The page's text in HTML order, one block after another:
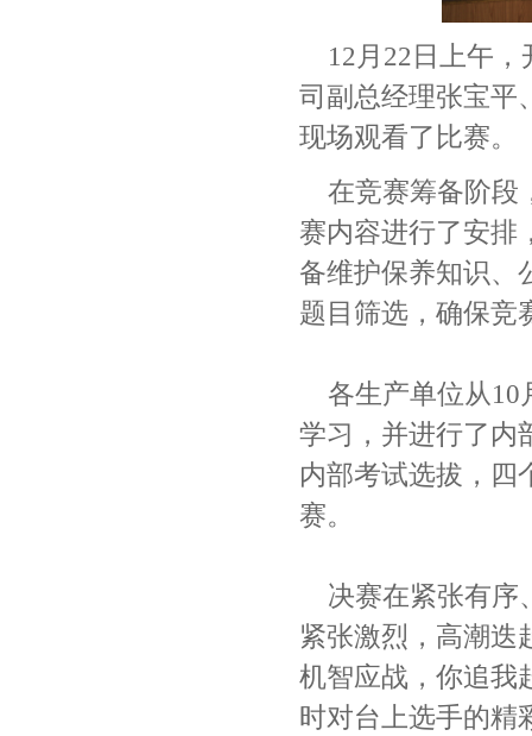
12 月 22 日上午
司副总经理张宝平
现场观看了比赛。
在竞赛筹备阶段
赛内容进行了安排
备维护保养知识、
题目筛选，确保竞
各生产单位从10
学习，并进行了内
内部考试选拔，四
赛。
决赛在紧张有序
紧张激烈，高潮迭
机智应战，你追我
时对台上选手的精